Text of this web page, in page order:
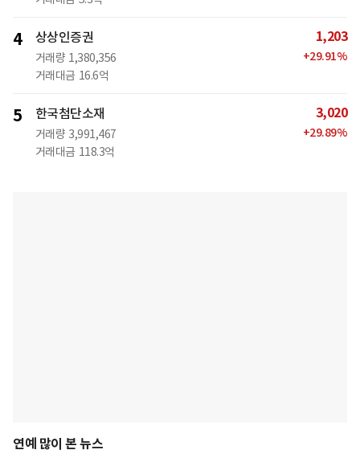
4 상상인증권
거래량 1,380,356
거래대금 16.6억
1,203
+29.91%
5 한국첨단소재
거래량 3,991,467
거래대금 118.3억
3,020
+29.89%
연예 많이 본 뉴스